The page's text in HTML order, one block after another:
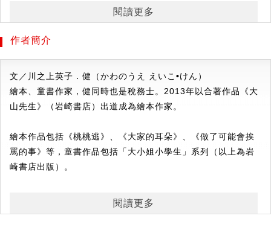
「是啊，我要炒青菜呢！」
不想被吃掉的青椒VS準備炒青椒的媽媽，展開一場攻防大戰！
但是媽媽的菜刀仍然不斷步步逼近，他有辦法逃出媽媽的手掌
心嗎？
✦✧✦✧✦✧✦✧✦✧✦✦✧✦✧✦✧✦✧✦✧✦✦✧✦✧✦✧✦✧✦✧✦
輕鬆搞笑的情節，讓人不知不覺愛上喜感十足的青椒。
V打開無限想像力，讓原本討厭的青椒都變得莫名可愛。
閱讀更多
作者簡介
文／川之上英子．健（かわのうえ えいこ •けん）
繪本、童書作家，健同時也是稅務士。2013年以合著作品《大
山先生》（岩崎書店）出道成為繪本作家。
繪本作品包括《桃桃逃》、《大家的耳朵》、《做了可能會挨
罵的事》等，童書作品包括「大小姐小學生」系列（以上為岩
崎書店出版）。
喜歡的蔬菜是南瓜和菠菜。
閱讀更多